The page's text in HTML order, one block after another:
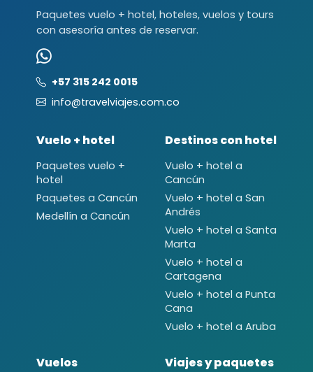
Paquetes vuelo + hotel, hoteles, vuelos y tours
con asesoría antes de reservar.
+57 315 242 0015
info@travelviajes.com.co
Vuelo + hotel
Paquetes vuelo +
hotel
Paquetes a Cancún
Medellín a Cancún
Destinos con hotel
Vuelo + hotel a
Cancún
Vuelo + hotel a San
Andrés
Vuelo + hotel a Santa
Marta
Vuelo + hotel a
Cartagena
Vuelo + hotel a Punta
Cana
Vuelo + hotel a Aruba
Vuelos Viajes y paquetes